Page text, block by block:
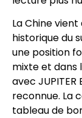
La Chine
historique du
une position
mixte et dans
avec
reconnue. La
tableau de